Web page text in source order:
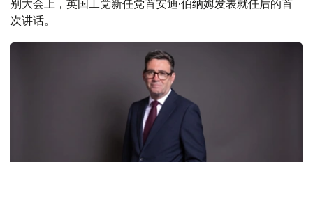
别大会上，英国工党新任党首安迪·伯纳姆发表就任后的首
次讲话。